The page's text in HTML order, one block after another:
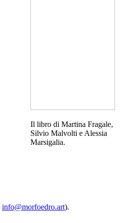
Il libro di Martina Fragale,
Silvio Malvolti e Alessia
Marsigalia.
info@morfoedro.art).